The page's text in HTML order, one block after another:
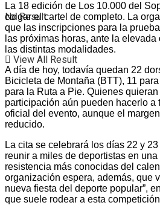
No Result
View All Result
La 18 edición de Los 10.000 del
colgar el cartel de completo. La
que las inscripciones para la
las próximas horas, ante la
las distintas modalidades.
A día de hoy, todavía quedan 22
Bicicleta de Montaña (BTT), 11
para la Ruta a Pie. Quienes
participación aún pueden hacerlo a
oficial del evento, aunque el
reducido.
La cita se celebrará los días 22 y
reunir a miles de deportistas en
resistencia más conocidas del
organización espera, además, que
nueva fiesta del deporte popular”,
que suele rodear a esta